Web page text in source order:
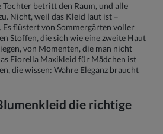
Tochter betritt den Raum, und alle
Nicht, weil das Kleid laut ist –
flüstert von Sommergärten voller
Stoffen, die sich wie eine zweite Haut
von Momenten, die man nicht
Fiorella Maxikleid für Mädchen ist
die wissen: Wahre Eleganz braucht
die richtige